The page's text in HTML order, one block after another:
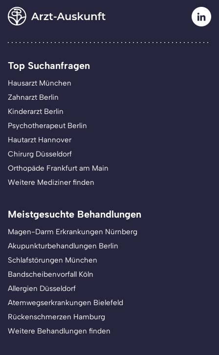
Top Suchanfragen
Hausarzt München
Zahnarzt Berlin
Kinderarzt Berlin
Psychotherapeut Berlin
Hautarzt Hannover
Chirurg Düsseldorf
Orthopäde Frankfurt am Main
Weitere Mediziner finden
Meistgesuchte Behandlungen
Magen-Darm Erkrankungen Nürnberg
Akupunkturbehandlungen Berlin
Schlafstörungen München
Bandscheibenvorfall Köln
Allergien Düsseldorf
Atemwegserkrankungen Bielefeld
Rückenschmerzen Hamburg
Weitere Behandlungen finden